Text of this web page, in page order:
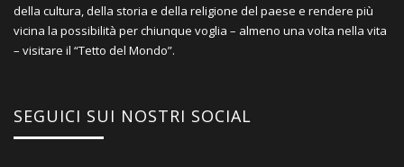
della cultura, della storia e della religione del paese e rendere più
vicina la possibilità per chiunque voglia – almeno una volta nella vita
– visitare il “Tetto del Mondo”.
SEGUICI SUI NOSTRI SOCIAL